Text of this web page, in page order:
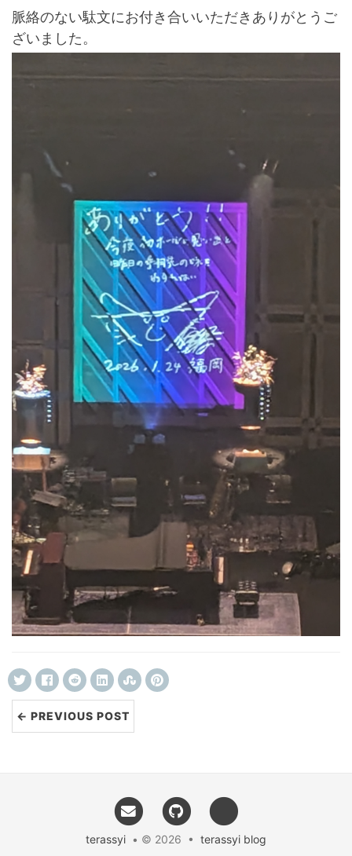
脈絡のない駄文にお付き合いいただきありがとうご
ざいました。
← PREVIOUS POST
terassyi • © 2026 • terassyi blog